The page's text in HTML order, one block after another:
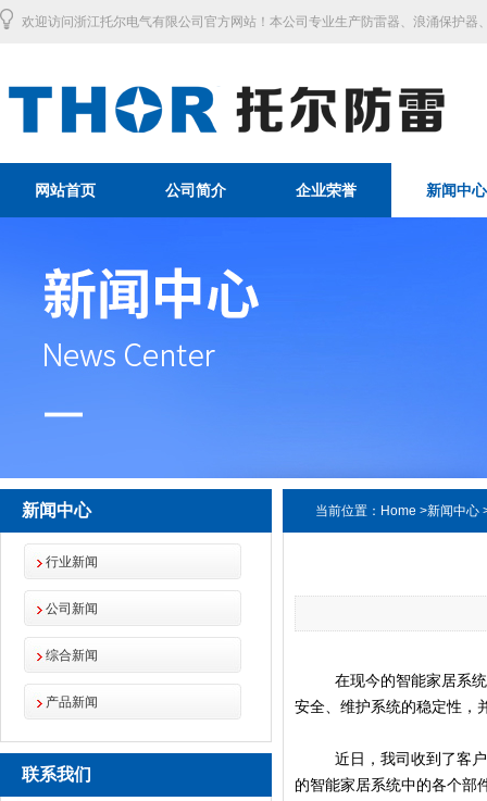
欢迎访问浙江托尔电气有限公司官方网站！本公司专业生产防雷器、浪涌保护器
网站首页 公司简介 企业荣誉 新闻中心
新闻中心
行业新闻
公司新闻
综合新闻
产品新闻
联系我们
当前位置： Home >新闻中心
在现今的智能家居系
安全、维护系统的稳定性，
近日，我司收到了客
的智能家居系统中的各个部